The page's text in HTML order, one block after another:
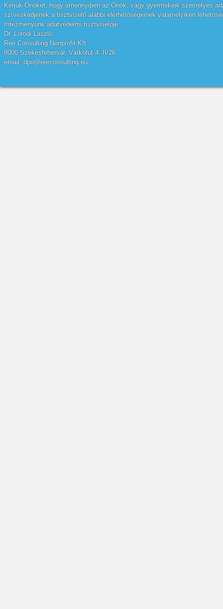
Kérjük Önöket, hogy amennyiben az Önök, vagy gyermekeik személyes
szíveskedjenek a tisztviselő alábbi elérhetőségeinek valamelyikén
Intézményünk adatvédelmi tisztviselője:
Dr. Lórodi László
Reé Consulting Nonprofit Kft.
8000 Székesfehérvár, Várkörút 4. II/26.
email: dpo@reeconsulting.eu